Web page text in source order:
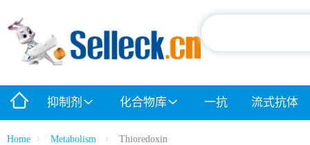
抑制剂 化合物库 一抗 流式抗体
Home Metabolism Thioredoxin